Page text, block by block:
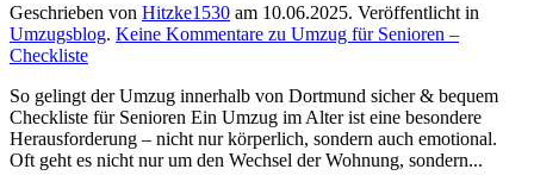
Geschrieben von Hitzke1530 am 10.06.2025. Veröffentlicht in
Umzugsblog. Keine Kommentare zu Umzug für Senioren –
Checkliste
So gelingt der Umzug innerhalb von Dortmund sicher & bequem
Checkliste für Senioren Ein Umzug im Alter ist eine besondere
Herausforderung – nicht nur körperlich, sondern auch emotional.
Oft geht es nicht nur um den Wechsel der Wohnung, sondern...